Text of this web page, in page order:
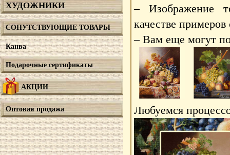
ХУДОЖНИКИ
СОПУТСТВУЮЩИЕ ТОВАРЫ
Канва
Подарочные сертификаты
АКЦИИ
Оптовая продажа
– Изображение
качестве
– Вам еще могут
Любуемся